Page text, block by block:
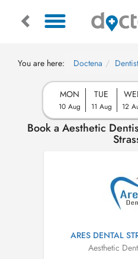
You are here: Doctena Dentist
MON
10 Aug
TUE
11 Aug 12
Book a Aesthetic
ARES DENTAL
Aesthetic